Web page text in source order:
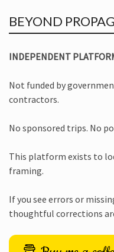
BEYOND
INDEPENDENT
Not funded by
contractors.
No sponsored trips. No
This platform exists to
framing.
If you see errors or
thoughtful corrections